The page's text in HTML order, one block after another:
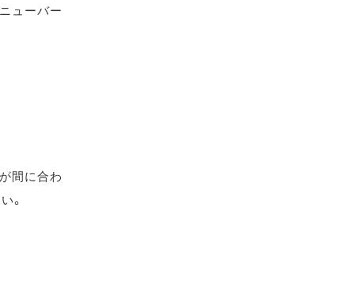
ューバー
間に合わ
。